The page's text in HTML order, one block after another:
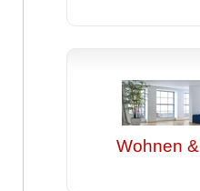
Wohnen